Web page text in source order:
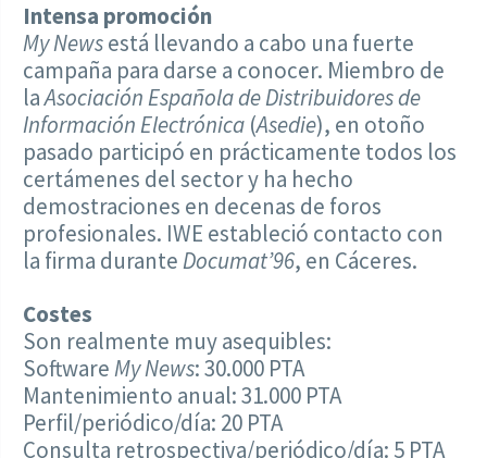
Intensa promoción
My Newsestá llevando a cabo una fuerte
campaña para darse a conocer. Miembro de
laAsociación Española de Distribuidores de
Información Electrónica (Asedie), en otoño
pasado participó en prácticamente todos los
certámenes del sector y ha hecho
demostraciones en decenas de foros
profesionales. IWE estableció contacto con
la firma duranteDocumat’96, en Cáceres.
Costes
Son realmente muy asequibles:
SoftwareMy News: 30.000 PTA
Mantenimiento anual: 31.000 PTA
Perfil/periódico/día: 20 PTA
Consulta retrospectiva/periódico/día: 5 PTA